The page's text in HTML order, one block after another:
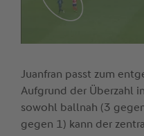
Juanfran passt zum
Aufgrund der Überzahl
sowohl ballnah (3
gegen 1) kann der